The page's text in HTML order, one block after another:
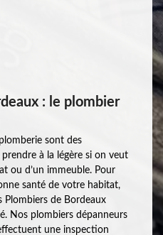
: le plombier
sont des
à la légère si on veut
ou d’un immeuble. Pour
santé de votre habitat,
Plombiers de Bordeaux
Nos plombiers dépanneurs
une inspection